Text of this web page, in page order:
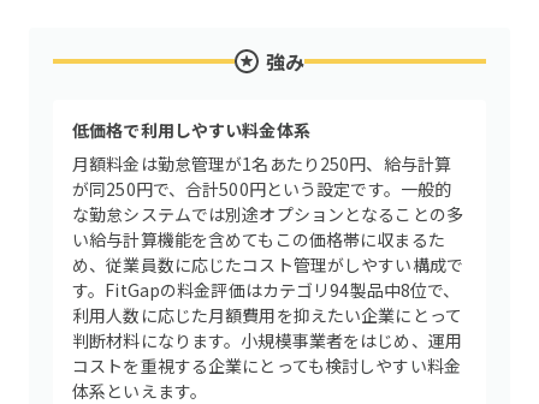
強み
低価格で利用しやすい料金体系
月額料金は勤怠管理が1名あたり250円、給与計算
が同250円で、合計500円という設定です。一般的
な勤怠システムでは別途オプションとなることの多
い給与計算機能を含めてもこの価格帯に収まるた
め、従業員数に応じたコスト管理がしやすい構成で
す。FitGapの料金評価はカテゴリ94製品中8位で、
利用人数に応じた月額費用を抑えたい企業にとって
判断材料になります。小規模事業者をはじめ、運用
コストを重視する企業にとっても検討しやすい料金
体系といえます。